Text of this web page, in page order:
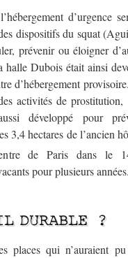
d’urgence
dispositifs du squat
prévenir ou éloigner
halle Dubois était ainsi
d’hébergement
activités de prostitution,
développé pour
3,4 hectares de l’ancien
de Paris dans le
pour plusieurs
DURABLE ?
places qui n’auraient